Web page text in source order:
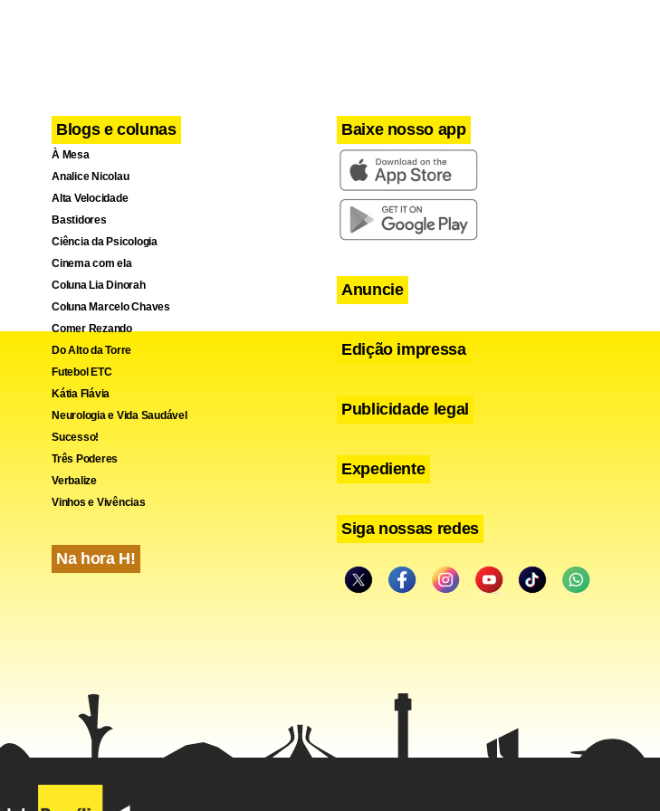
Telegram
Share
Blogs e colunas
À Mesa
Analice Nicolau
Alta Velocidade
Bastidores
Ciência da Psicologia
Cinema com ela
Coluna Lia Dinorah
Coluna Marcelo Chaves
Comer Rezando
Do Alto da Torre
Futebol ETC
Kátia Flávia
Neurologia e Vida Saudável
Sucesso!
Três Poderes
Verbalize
Vinhos e Vivências
Na hora H!
Baixe nosso app
Anuncie
Edição impressa
Publicidade legal
Expediente
Siga nossas redes